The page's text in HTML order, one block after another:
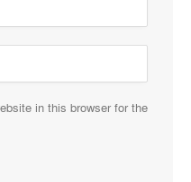
in this browser for the